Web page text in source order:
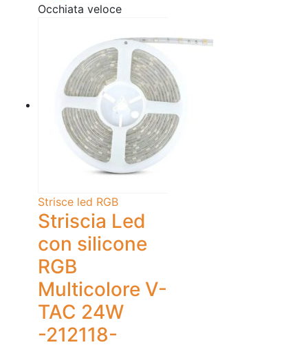
Occhiata veloce
Strisce led RGB
Striscia Led
con silicone
RGB
Multicolore V-
TAC 24W
-212118-